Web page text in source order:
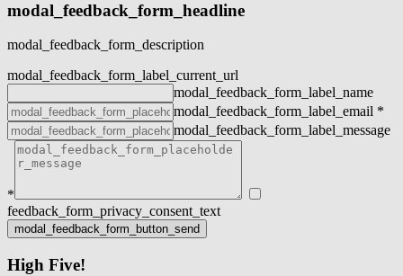
modal_feedback_form_headline
modal_feedback_form_description
modal_feedback_form_label_current_url
modal_feedback_form_label_name
modal_feedback_form_label_email *
modal_feedback_form_label_message
*
feedback_form_privacy_consent_text
High Five!